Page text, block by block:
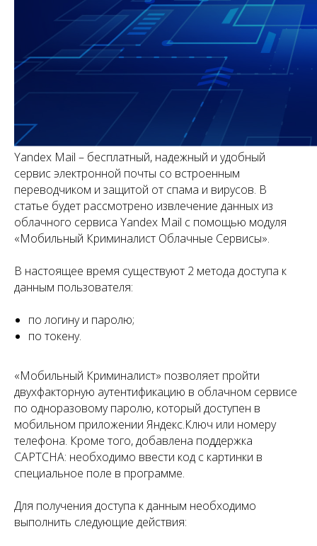
Yandex Mail – бесплатный, надежный и удобный
сервис электронной почты со встроенным
переводчиком и защитой от спама и вирусов. В
статье будет рассмотрено извлечение данных из
облачного сервиса Yandex Mail с помощью модуля
«Мобильный Криминалист Облачные Сервисы».
В настоящее время существуют 2 метода доступа к
данным пользователя:
по логину и паролю;
по токену.
«Мобильный Криминалист» позволяет пройти
двухфакторную аутентификацию в облачном сервисе
по одноразовому паролю, который доступен в
мобильном приложении Яндекс.Ключ или номеру
телефона. Кроме того, добавлена поддержка
CAPTCHA: необходимо ввести код с картинки в
специальное поле в программе.
Для получения доступа к данным необходимо
выполнить следующие действия: